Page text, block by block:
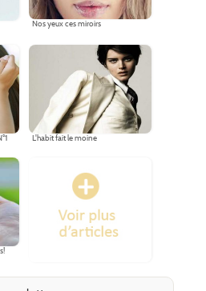
Nos yeux ces miroirs
L'habit fait le moine